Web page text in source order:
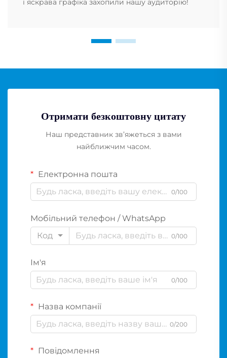
і яскрава графіка захопили нашу аудиторію!
Отримати безкоштовну цитату
Наш представник зв’яжеться з вами
найближчим часом.
Електронна пошта
0/100
Мобільний телефон / WhatsApp
Код
0/100
Ім'я
0/100
Назва компанії
0/200
Повідомлення